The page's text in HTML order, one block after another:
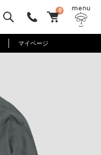
0
マイページ